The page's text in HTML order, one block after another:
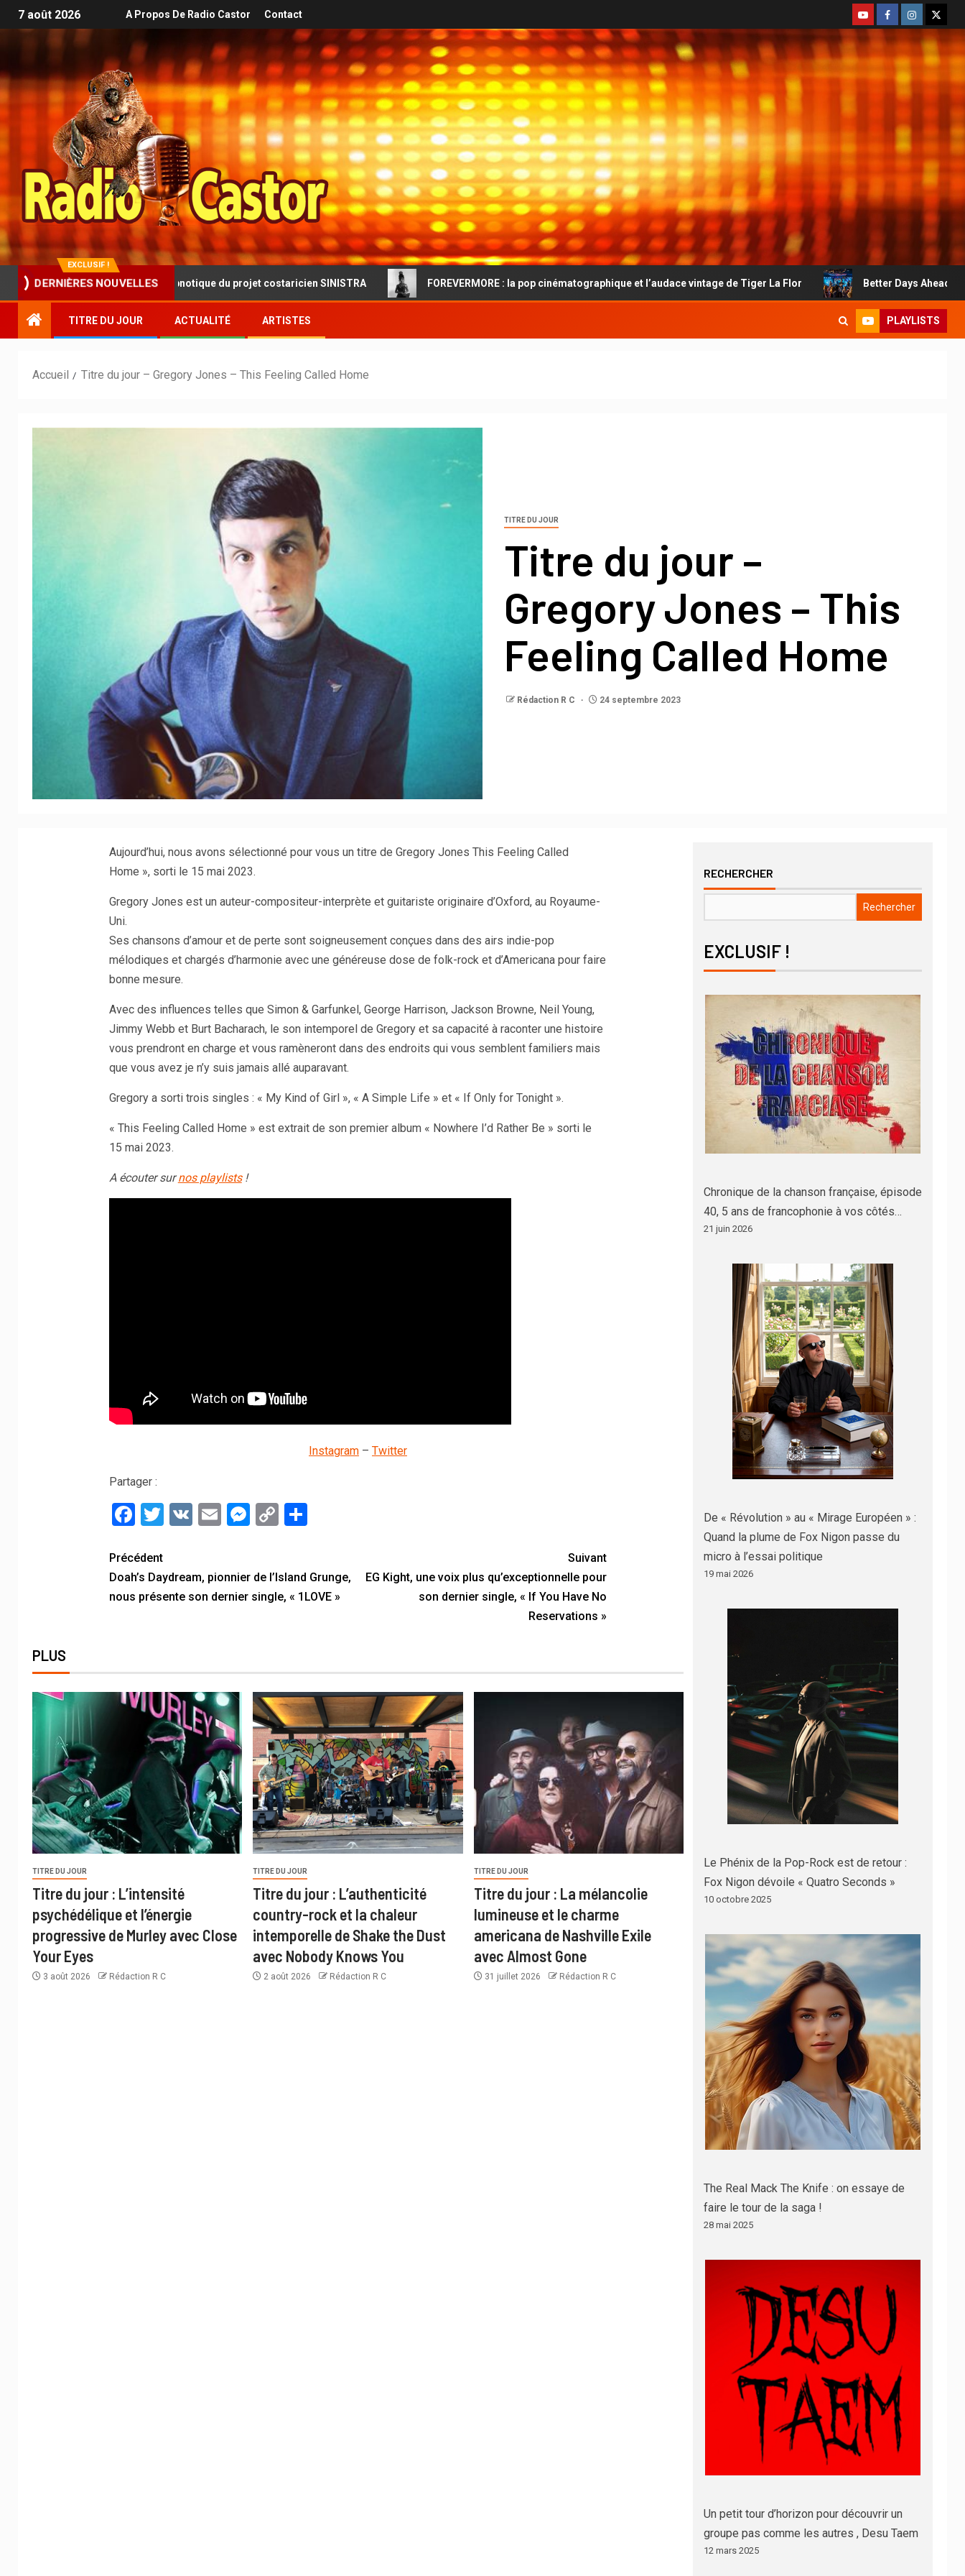
7 août 2026 A Propos De Radio Castor Contact
EXCLUSIF !
DERNIÈRES NOUVELLES
progressive et hypnotique du projet costaricien SINISTRA FOREVERMORE : la pop cinématographique et l’audace vintage de Tiger La Flor Better Days Ahead : le country-rock
TITRE DU JOUR ACTUALITÉ ARTISTES PLAYLISTS
Accueil Titre du jour – Gregory Jones – This Feeling Called Home
TITRE DU JOUR
Titre du jour –
Gregory Jones – This
Feeling Called Home
Rédaction R C 24 septembre 2023
Aujourd’hui, nous avons sélectionné pour vous un titre de Gregory Jones This Feeling Called
Home », sorti le 15 mai 2023.
Gregory Jones est un auteur-compositeur-interprète et guitariste originaire d’Oxford, au Royaume-
Uni.
Ses chansons d’amour et de perte sont soigneusement conçues dans des airs indie-pop
mélodiques et chargés d’harmonie avec une généreuse dose de folk-rock et d’Americana pour faire
bonne mesure.
Avec des influences telles que Simon & Garfunkel, George Harrison, Jackson Browne, Neil Young,
Jimmy Webb et Burt Bacharach, le son intemporel de Gregory et sa capacité à raconter une histoire
vous prendront en charge et vous ramèneront dans des endroits qui vous semblent familiers mais
que vous avez je n’y suis jamais allé auparavant.
Gregory a sorti trois singles : « My Kind of Girl », « A Simple Life » et « If Only for Tonight ».
« This Feeling Called Home » est extrait de son premier album « Nowhere I’d Rather Be » sorti le
15 mai 2023.
A écouter surnos playlists!
Instagram – Twitter
Partager :
Facebook
Twitter
VKEmailMessenger
CopyPartager
Précédent
Doah’s Daydream, pionnier de l’Island Grunge,
nous présente son dernier single, « 1LOVE »
Suivant
EG Kight, une voix plus qu’exceptionnelle pour
son dernier single, « If You Have No
Reservations »
PLUS
TITRE DU JOUR
Titre du jour : L’intensité
psychédélique et l’énergie
progressive de Murley avec Close
Your Eyes
3 août 2026 Rédaction R C
TITRE DU JOUR
Titre du jour : L’authenticité
country-rock et la chaleur
intemporelle de Shake the Dust
avec Nobody Knows You
2 août 2026 Rédaction R C
TITRE DU JOUR
Titre du jour : La mélancolie
lumineuse et le charme
americana de Nashville Exile
avec Almost Gone
31 juillet 2026 Rédaction R C
RECHERCHER
Rechercher
EXCLUSIF !
Chronique de la chanson française, épisode
40, 5 ans de francophonie à vos côtés…
21 juin 2026
De « Révolution » au « Mirage Européen » :
Quand la plume de Fox Nigon passe du
micro à l’essai politique
19 mai 2026
Le Phénix de la Pop-Rock est de retour :
Fox Nigon dévoile « Quatro Seconds »
10 octobre 2025
The Real Mack The Knife : on essaye de
faire le tour de la saga !
28 mai 2025
Un petit tour d’horizon pour découvrir un
groupe pas comme les autres , Desu Taem
12 mars 2025